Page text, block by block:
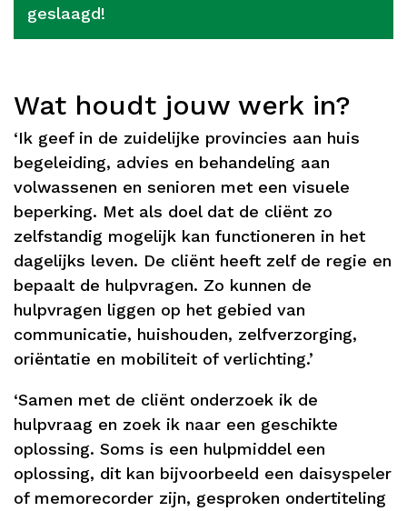
geslaagd!
Wat houdt jouw werk in?
‘Ik geef in de zuidelijke provincies aan huis
begeleiding, advies en behandeling aan
volwassenen en senioren met een visuele
beperking. Met als doel dat de cliënt zo
zelfstandig mogelijk kan functioneren in het
dagelijks leven. De cliënt heeft zelf de regie en
bepaalt de hulpvragen. Zo kunnen de
hulpvragen liggen op het gebied van
communicatie, huishouden, zelfverzorging,
oriëntatie en mobiliteit of verlichting.’
‘Samen met de cliënt onderzoek ik de
hulpvraag en zoek ik naar een geschikte
oplossing. Soms is een hulpmiddel een
oplossing, dit kan bijvoorbeeld een daisyspeler
of memorecorder zijn, gesproken ondertiteling